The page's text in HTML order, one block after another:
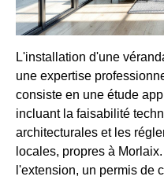
L'installation d'une
une expertise
consiste en une étude
incluant la faisabilité
architecturales et les
locales, propres à
l'extension, un permis de